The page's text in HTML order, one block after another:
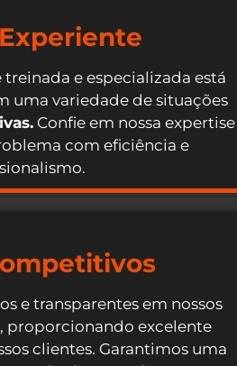
e especializada está
uma variedade de situações
Confie em nossa expertise
com eficiência e
e transparentes em nossos
, proporcionando excelente
clientes. Garantimos uma